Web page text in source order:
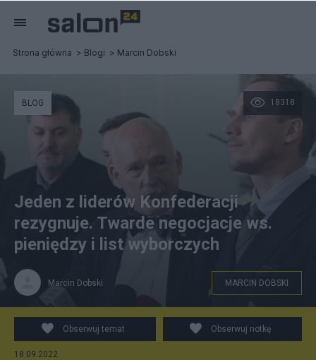
Strona główna Blogi Marcin Dobski
Janusz Korwin-Mikke (C). Fot. PAP/Tomasz Gzell
18318
BLOG
Jeden z liderów Konfederacji
rezygnuje. Twarde negocjacje ws.
pieniędzy i list wyborczych
Marcin Dobski MARCIN DOBSKI
Obserwuj temat Obserwuj notkę
18.09.2022